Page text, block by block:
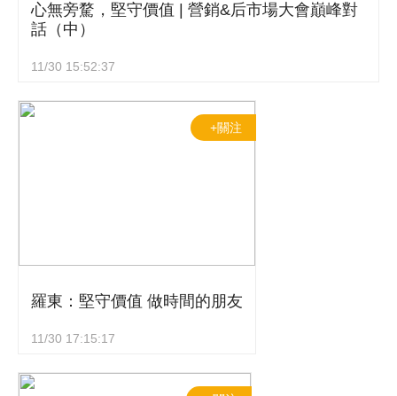
心無旁騖，堅守價值 | 營銷&后市場大會巔峰對
話（中）
11/30 15:52:37
+關注
羅東：堅守價值 做時間的朋友
11/30 17:15:17